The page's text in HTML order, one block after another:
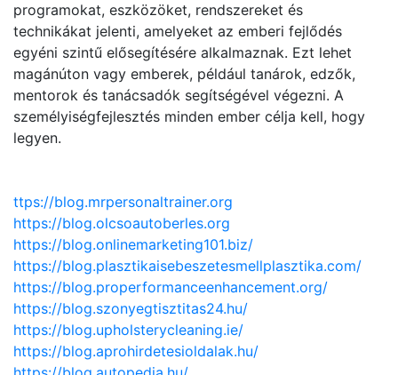
programokat, eszközöket, rendszereket és
technikákat jelenti, amelyeket az emberi fejlődés
egyéni szintű elősegítésére alkalmaznak. Ezt lehet
magánúton vagy emberek, például tanárok, edzők,
mentorok és tanácsadók segítségével végezni. A
személyiségfejlesztés minden ember célja kell, hogy
legyen.
ttps://blog.mrpersonaltrainer.org
https://blog.olcsoautoberles.org
https://blog.onlinemarketing101.biz/
https://blog.plasztikaisebeszetesmellplasztika.com/
https://blog.properformanceenhancement.org/
https://blog.szonyegtisztitas24.hu/
https://blog.upholsterycleaning.ie/
https://blog.aprohirdetesioldalak.hu/